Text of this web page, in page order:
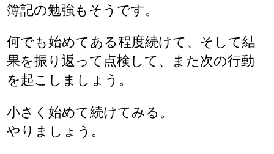
簿記の勉強もそうです。
何でも始めてある程度続けて、そして結
果を振り返って点検して、また次の行動
を起こしましょう。
小さく始めて続けてみる。
やりましょう。